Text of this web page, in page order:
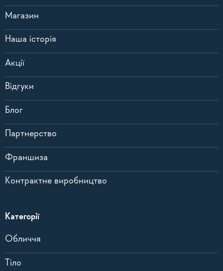
Магазин
Наша історія
Акції
Відгуки
Блог
Партнерство
Франшиза
Контрактне виробництво
Категорії
Обличчя
Тіло